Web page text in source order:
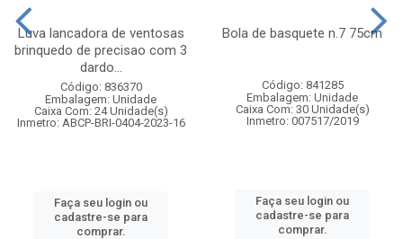
Luva lancadora de ventosas
brinquedo de precisao com 3
dardo...
Código: 836370
Embalagem: Unidade
Caixa Com: 24 Unidade(s)
Inmetro: ABCP-BRI-0404-2023-16
Faça seu login ou
cadastre-se para
comprar.
Bola de basquete n.7 75cm
Código: 841285
Embalagem: Unidade
Caixa Com: 30 Unidade(s)
Inmetro: 007517/2019
Faça seu login ou
cadastre-se para
comprar.